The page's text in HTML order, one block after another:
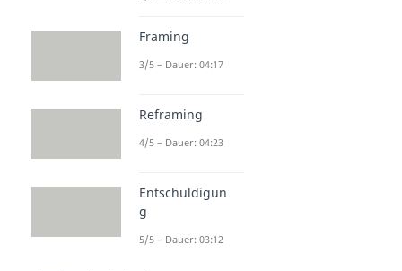
Framing
3/5 – Dauer: 04:17
Reframing
4/5 – Dauer: 04:23
Entschuldigun
g
5/5 – Dauer: 03:12